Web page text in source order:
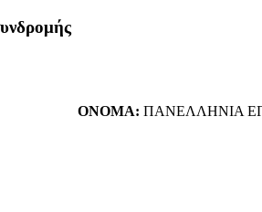
ΟΝΟΜΑ: ΠΑΝΕΛΛΗΝΙΑ